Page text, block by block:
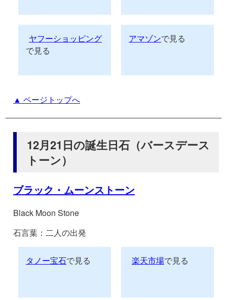
ヤフーショッピング
で見る
アマゾンで見る
▲ ページトップへ
12月21日の誕生日石（バースデース
トーン）
ブラック・ムーンストーン
Black Moon Stone
石言葉：二人の出発
タノー宝石で見る 楽天市場で見る